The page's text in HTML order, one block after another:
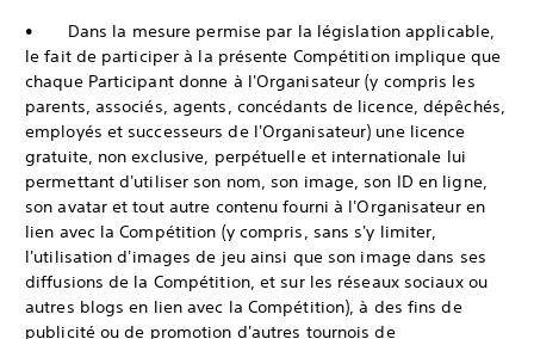
• Dans la mesure permise par la législation applicable,
le fait de participer à la présente Compétition implique que
chaque Participant donne à l'Organisateur (y compris les
parents, associés, agents, concédants de licence, dépêchés,
employés et successeurs de l'Organisateur) une licence
gratuite, non exclusive, perpétuelle et internationale lui
permettant d'utiliser son nom, son image, son ID en ligne,
son avatar et tout autre contenu fourni à l'Organisateur en
lien avec la Compétition (y compris, sans s'y limiter,
l'utilisation d'images de jeu ainsi que son image dans ses
diffusions de la Compétition, et sur les réseaux sociaux ou
autres blogs en lien avec la Compétition), à des fins de
publicité ou de promotion d'autres tournois de